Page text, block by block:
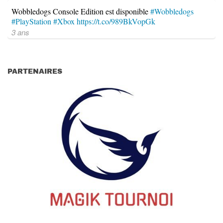
Wobbledogs Console Edition est disponible#Wobbledogs
#PlayStation#Xboxhttps://t.co/989BkVopGk
3 ans
PARTENAIRES